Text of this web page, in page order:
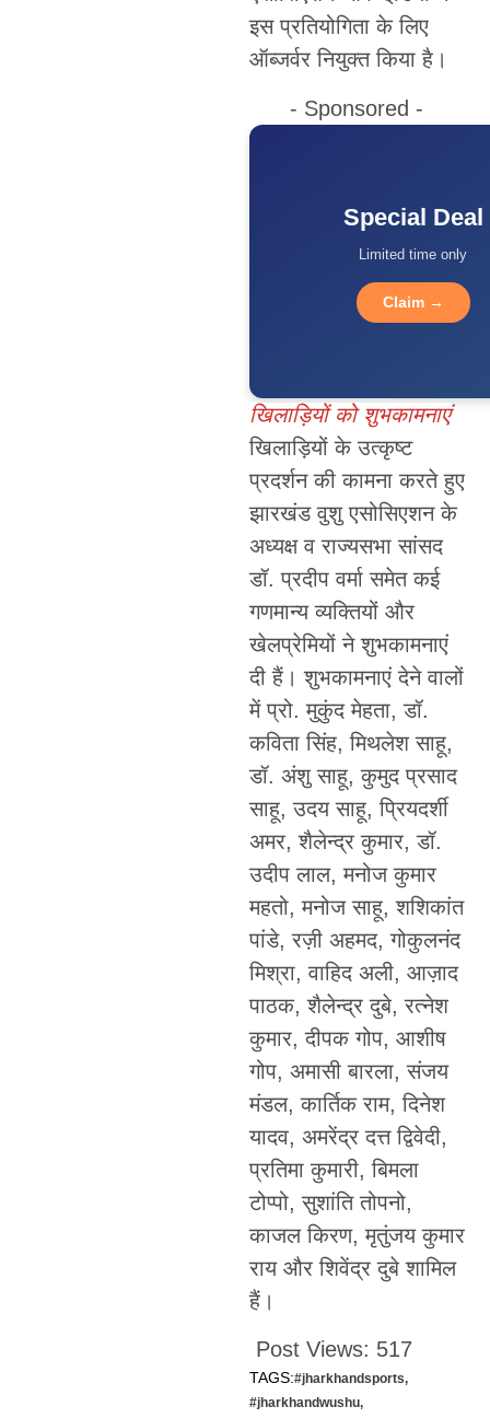
इस प्रतियोगिता के लिए
ऑब्जर्वर नियुक्त किया है।
- Sponsored -
Special Deal
Limited time only
Claim →
खिलाड़ियों को शुभकामनाएं
खिलाड़ियों के उत्कृष्ट
प्रदर्शन की कामना करते हुए
झारखंड वुशु एसोसिएशन के
अध्यक्ष व राज्यसभा सांसद
डॉ. प्रदीप वर्मा समेत कई
गणमान्य व्यक्तियों और
खेलप्रेमियों ने शुभकामनाएं
दी हैं। शुभकामनाएं देने वालों
में प्रो. मुकुंद मेहता, डॉ.
कविता सिंह, मिथलेश साहू,
डॉ. अंशु साहू, कुमुद प्रसाद
साहू, उदय साहू, प्रियदर्शी
अमर, शैलेन्द्र कुमार, डॉ.
उदीप लाल, मनोज कुमार
महतो, मनोज साहू, शशिकांत
पांडे, रज़ी अहमद, गोकुलनंद
मिश्रा, वाहिद अली, आज़ाद
पाठक, शैलेन्द्र दुबे, रत्नेश
कुमार, दीपक गोप, आशीष
गोप, अमासी बारला, संजय
मंडल, कार्तिक राम, दिनेश
यादव, अमरेंद्र दत्त द्विवेदी,
प्रतिमा कुमारी, बिमला
टोप्पो, सुशांति तोपनो,
काजल किरण, मृतुंजय कुमार
राय और शिवेंद्र दुबे शामिल
हैं।
Post Views: 517
TAGS:#jharkhandsports,
#jharkhandwushu,